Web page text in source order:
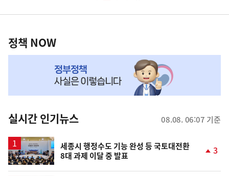
영
책
NOW,
뉴
스
정책 NOW
실시간 인기뉴스 08.08. 06:07 기준
세종시 행정수도 기능 완성 등 국토대전환
8대 과제 이달 중 발표
계
3